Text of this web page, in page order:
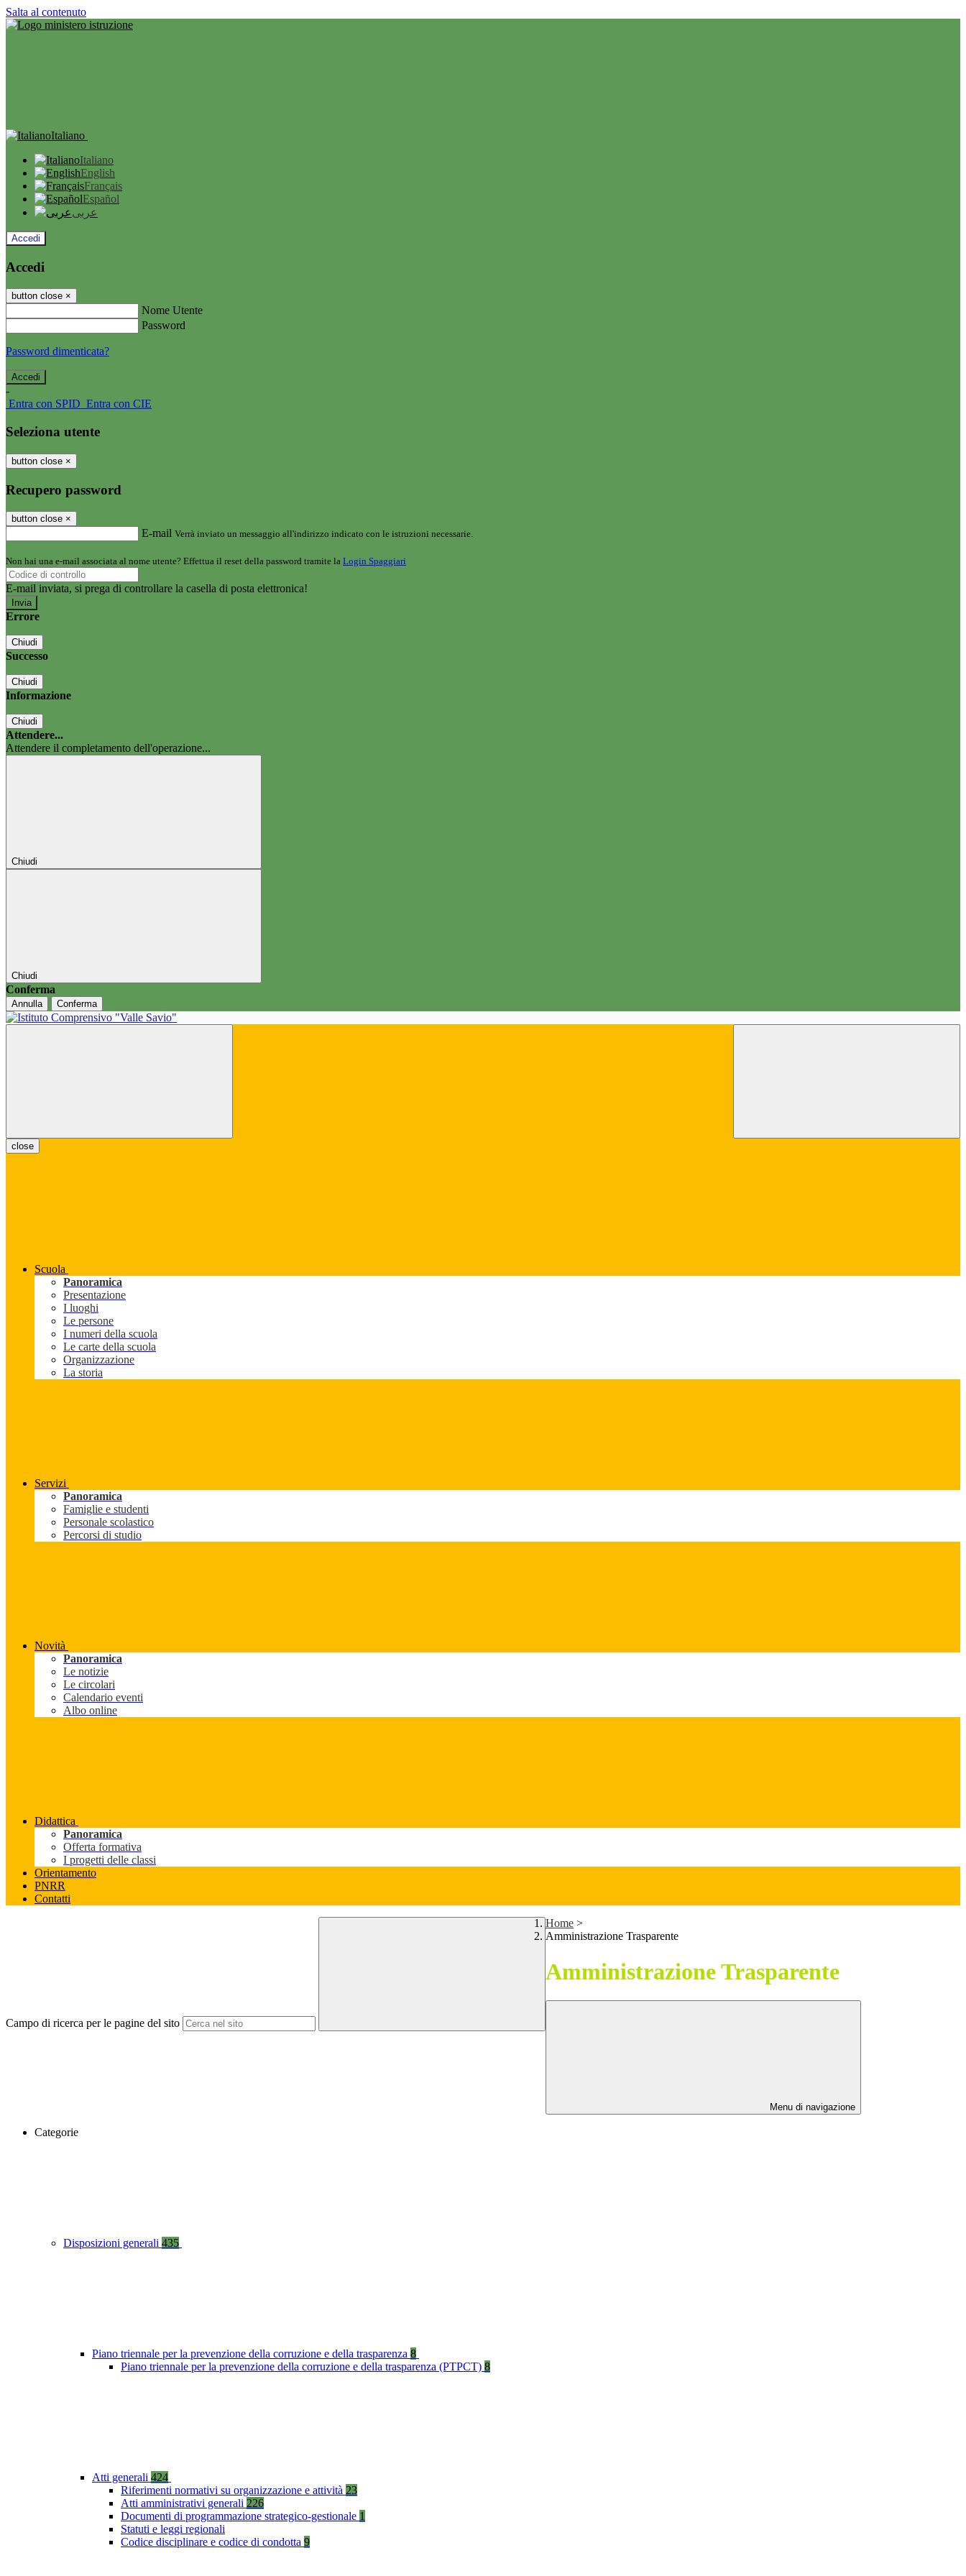
Salta al contenuto
Italiano
Italiano
English
Français
Español
عربى
Accedi
Accedi
button close ×
Nome Utente
Password
Password dimenticata?
-
Entra con SPID Entra con CIE
Seleziona utente
button close ×
Recupero password
button close ×
E-mail Verrà inviato un messaggio all'indirizzo indicato con le istruzioni necessarie.
Non hai una e-mail associata al nome utente? Effettua il reset della password tramite la Login Spaggiari
E-mail inviata, si prega di controllare la casella di posta elettronica!
Errore
Chiudi
Successo
Chiudi
Informazione
Chiudi
Attendere...
Attendere il completamento dell'operazione...
Chiudi
Chiudi
Conferma
Annulla Conferma
close
Scuola
Panoramica
Presentazione
I luoghi
Le persone
I numeri della scuola
Le carte della scuola
Organizzazione
La storia
Servizi
Panoramica
Famiglie e studenti
Personale scolastico
Percorsi di studio
Novità
Panoramica
Le notizie
Le circolari
Calendario eventi
Albo online
Didattica
Panoramica
Offerta formativa
I progetti delle classi
Orientamento
PNRR
Contatti
Campo di ricerca per le pagine del sito
Home >
Amministrazione Trasparente
Amministrazione Trasparente
Menu di navigazione
Categorie
Disposizioni generali 435
Piano triennale per la prevenzione della corruzione e della trasparenza 8
Piano triennale per la prevenzione della corruzione e della trasparenza (PTPCT) 8
Atti generali 424
Riferimenti normativi su organizzazione e attività 23
Atti amministrativi generali 226
Documenti di programmazione strategico-gestionale 1
Statuti e leggi regionali
Codice disciplinare e codice di condotta 9